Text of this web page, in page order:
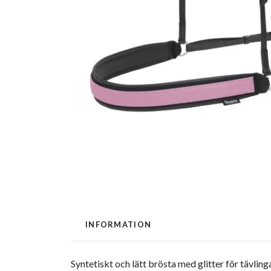
INFORMATION
Syntetiskt och lätt brösta med glitter för